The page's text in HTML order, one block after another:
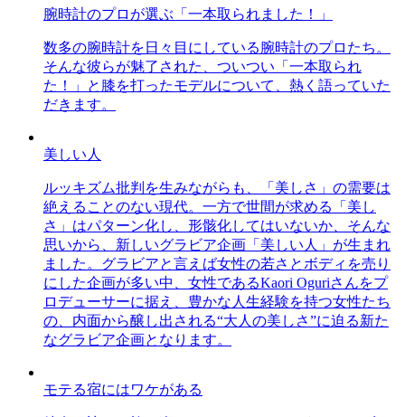
腕時計のプロが選ぶ「一本取られました！」
数多の腕時計を日々目にしている腕時計のプロたち。
そんな彼らが魅了された、ついつい「一本取られ
た！」と膝を打ったモデルについて、熱く語っていた
だきます。
美しい人
ルッキズム批判を生みながらも、「美しさ」の需要は
絶えることのない現代。一方で世間が求める「美し
さ」はパターン化し、形骸化してはいないか、そんな
思いから、新しいグラビア企画「美しい人」が生まれ
ました。グラビアと言えば女性の若さとボディを売り
にした企画が多い中、女性であるKaori Oguriさんをプ
ロデューサーに据え、豊かな人生経験を持つ女性たち
の、内面から醸し出される“大人の美しさ”に迫る新た
なグラビア企画となります。
モテる宿にはワケがある